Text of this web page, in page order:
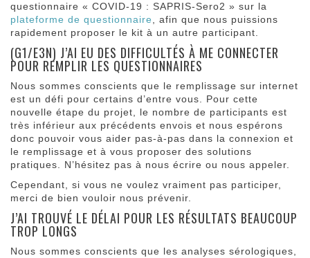
questionnaire « COVID-19 : SAPRIS-Sero2 » sur la
plateforme de questionnaire, afin que nous puissions
rapidement proposer le kit à un autre participant.
(G1/E3N) J’AI EU DES DIFFICULTÉS À ME CONNECTER
POUR REMPLIR LES QUESTIONNAIRES
Nous sommes conscients que le remplissage sur internet
est un défi pour certains d’entre vous. Pour cette
nouvelle étape du projet, le nombre de participants est
très inférieur aux précédents envois et nous espérons
donc pouvoir vous aider pas-à-pas dans la connexion et
le remplissage et à vous proposer des solutions
pratiques. N’hésitez pas à nous écrire ou nous appeler.
Cependant, si vous ne voulez vraiment pas participer,
merci de bien vouloir nous prévenir.
J’AI TROUVÉ LE DÉLAI POUR LES RÉSULTATS BEAUCOUP
TROP LONGS
Nous sommes conscients que les analyses sérologiques,